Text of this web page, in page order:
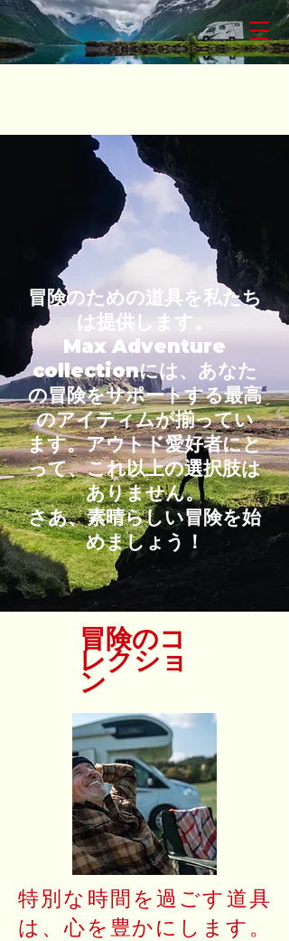
冒険のための道具を私たち
は提供します。
Max Adventure
collectionには、あなた
の冒険をサポートする最高
のアイティムが揃ってい
ます。アウトド愛好者にと
って、これ以上の選択肢は
ありません。
さあ、素晴らしい冒険を始
めましょう！
冒険のコ
レクショ
ン
特別な時間を過ごす道具
は、心を豊かにします。